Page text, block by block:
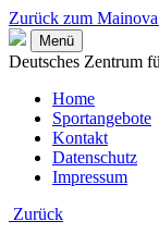
Zurück zum
Menü
Deutsches Zentrum
Home
Sportangebote
Kontakt
Datenschutz
Impressum
Zurück